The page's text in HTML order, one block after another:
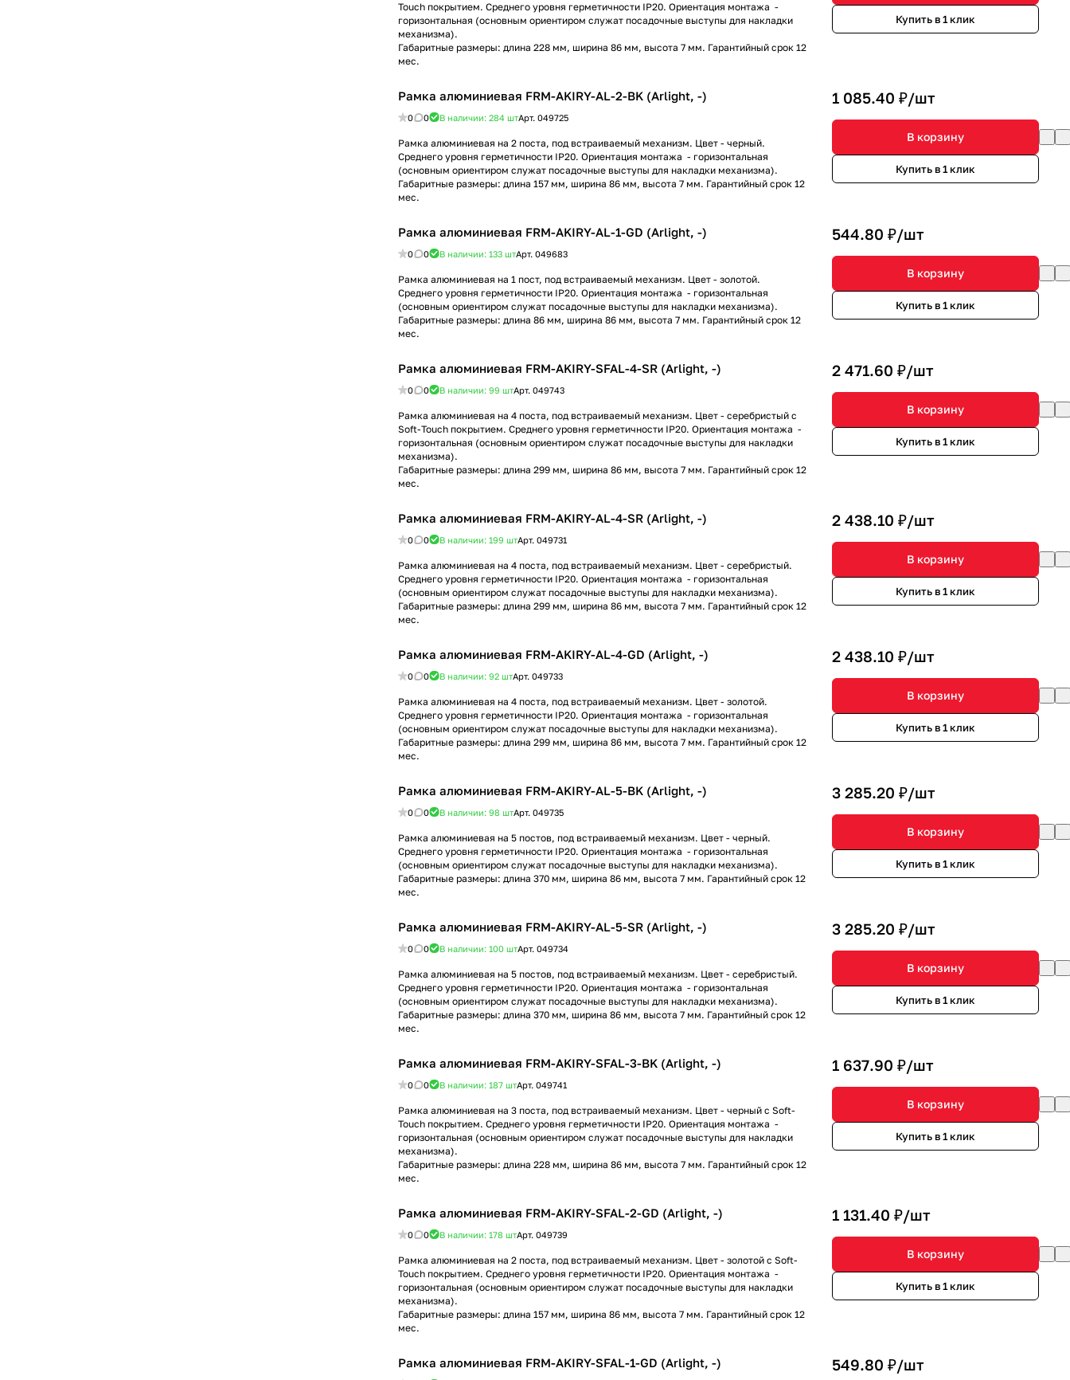
Touch покрытием. Среднего уровня герметичности IP20. Ориентация монтажа -
горизонтальная (основным ориентиром служат посадочные выступы для накладки
механизма).
Габаритные размеры: длина 228 мм, ширина 86 мм, высота 7 мм. Гарантийный срок 12
мес.
Купить в 1 клик
Рамка алюминиевая FRM-AKIRY-AL-2-BK (Arlight, -)
0 0 В наличии: 284 штАрт. 049725
Рамка алюминиевая на 2 поста, под встраиваемый механизм. Цвет - черный.
Среднего уровня герметичности IP20. Ориентация монтажа - горизонтальная
(основным ориентиром служат посадочные выступы для накладки механизма).
Габаритные размеры: длина 157 мм, ширина 86 мм, высота 7 мм. Гарантийный срок 12
мес.
1 085.40 ₽/шт
В корзину
Купить в 1 клик
Рамка алюминиевая FRM-AKIRY-AL-1-GD (Arlight, -)
0 0 В наличии: 133 штАрт. 049683
Рамка алюминиевая на 1 пост, под встраиваемый механизм. Цвет - золотой.
Среднего уровня герметичности IP20. Ориентация монтажа - горизонтальная
(основным ориентиром служат посадочные выступы для накладки механизма).
Габаритные размеры: длина 86 мм, ширина 86 мм, высота 7 мм. Гарантийный срок 12
мес.
544.80 ₽/шт
В корзину
Купить в 1 клик
Рамка алюминиевая FRM-AKIRY-SFAL-4-SR (Arlight, -)
0 0 В наличии: 99 штАрт. 049743
Рамка алюминиевая на 4 поста, под встраиваемый механизм. Цвет - серебристый с
Soft-Touch покрытием. Среднего уровня герметичности IP20. Ориентация монтажа -
горизонтальная (основным ориентиром служат посадочные выступы для накладки
механизма).
Габаритные размеры: длина 299 мм, ширина 86 мм, высота 7 мм. Гарантийный срок 12
мес.
2 471.60 ₽/шт
В корзину
Купить в 1 клик
Рамка алюминиевая FRM-AKIRY-AL-4-SR (Arlight, -)
0 0 В наличии: 199 штАрт. 049731
Рамка алюминиевая на 4 поста, под встраиваемый механизм. Цвет - серебристый.
Среднего уровня герметичности IP20. Ориентация монтажа - горизонтальная
(основным ориентиром служат посадочные выступы для накладки механизма).
Габаритные размеры: длина 299 мм, ширина 86 мм, высота 7 мм. Гарантийный срок 12
мес.
2 438.10 ₽/шт
В корзину
Купить в 1 клик
Рамка алюминиевая FRM-AKIRY-AL-4-GD (Arlight, -)
0 0 В наличии: 92 штАрт. 049733
Рамка алюминиевая на 4 поста, под встраиваемый механизм. Цвет - золотой.
Среднего уровня герметичности IP20. Ориентация монтажа - горизонтальная
(основным ориентиром служат посадочные выступы для накладки механизма).
Габаритные размеры: длина 299 мм, ширина 86 мм, высота 7 мм. Гарантийный срок 12
мес.
2 438.10 ₽/шт
В корзину
Купить в 1 клик
Рамка алюминиевая FRM-AKIRY-AL-5-BK (Arlight, -)
0 0 В наличии: 98 штАрт. 049735
Рамка алюминиевая на 5 постов, под встраиваемый механизм. Цвет - черный.
Среднего уровня герметичности IP20. Ориентация монтажа - горизонтальная
(основным ориентиром служат посадочные выступы для накладки механизма).
Габаритные размеры: длина 370 мм, ширина 86 мм, высота 7 мм. Гарантийный срок 12
мес.
3 285.20 ₽/шт
В корзину
Купить в 1 клик
Рамка алюминиевая FRM-AKIRY-AL-5-SR (Arlight, -)
0 0 В наличии: 100 штАрт. 049734
Рамка алюминиевая на 5 постов, под встраиваемый механизм. Цвет - серебристый.
Среднего уровня герметичности IP20. Ориентация монтажа - горизонтальная
(основным ориентиром служат посадочные выступы для накладки механизма).
Габаритные размеры: длина 370 мм, ширина 86 мм, высота 7 мм. Гарантийный срок 12
мес.
3 285.20 ₽/шт
В корзину
Купить в 1 клик
Рамка алюминиевая FRM-AKIRY-SFAL-3-BK (Arlight, -)
0 0 В наличии: 187 штАрт. 049741
Рамка алюминиевая на 3 поста, под встраиваемый механизм. Цвет - черный с Soft-
Touch покрытием. Среднего уровня герметичности IP20. Ориентация монтажа -
горизонтальная (основным ориентиром служат посадочные выступы для накладки
механизма).
Габаритные размеры: длина 228 мм, ширина 86 мм, высота 7 мм. Гарантийный срок 12
мес.
1 637.90 ₽/шт
В корзину
Купить в 1 клик
Рамка алюминиевая FRM-AKIRY-SFAL-2-GD (Arlight, -)
0 0 В наличии: 178 штАрт. 049739
Рамка алюминиевая на 2 поста, под встраиваемый механизм. Цвет - золотой с Soft-
Touch покрытием. Среднего уровня герметичности IP20. Ориентация монтажа -
горизонтальная (основным ориентиром служат посадочные выступы для накладки
механизма).
Габаритные размеры: длина 157 мм, ширина 86 мм, высота 7 мм. Гарантийный срок 12
мес.
1 131.40 ₽/шт
В корзину
Купить в 1 клик
Рамка алюминиевая FRM-AKIRY-SFAL-1-GD (Arlight, -) 549.80 ₽/шт